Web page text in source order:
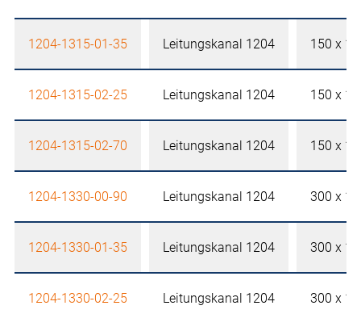
1204-1315-01-35 Leitungskanal 1204 150 x
1204-1315-02-25 Leitungskanal 1204 150 x
1204-1315-02-70 Leitungskanal 1204 150 x
1204-1330-00-90 Leitungskanal 1204 300 x
1204-1330-01-35 Leitungskanal 1204 300 x
1204-1330-02-25 Leitungskanal 1204 300 x